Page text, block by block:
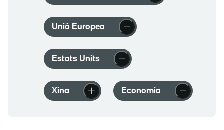
Unió Europea
Estats Units
Xina Economia